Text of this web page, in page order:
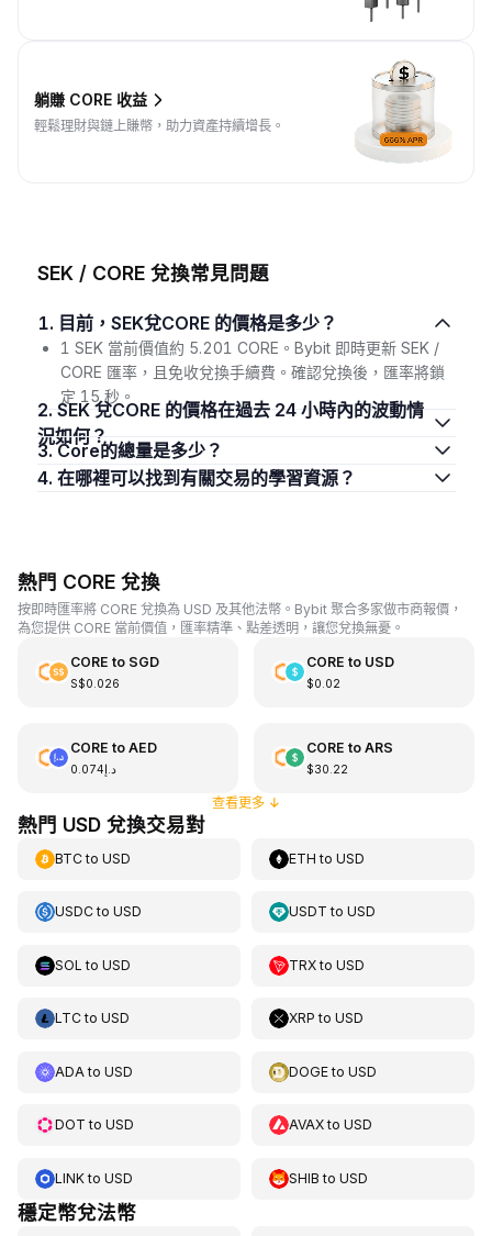
躺賺 CORE 收益
輕鬆理財與鏈上賺幣，助力資產持續增長。
SEK / CORE 兌換常見問題
1. 目前，SEK兌CORE 的價格是多少？
1 SEK 當前價值約 5.201 CORE。Bybit 即時更新 SEK /
CORE 匯率，且免收兌換手續費。確認兌換後，匯率將鎖
定 15 秒。
2. SEK 兌CORE 的價格在過去 24 小時內的波動情
況如何？
3. Core的總量是多少？
4. 在哪裡可以找到有關交易的學習資源？
熱門 CORE 兌換
按即時匯率將 CORE 兌換為 USD 及其他法幣。Bybit 聚合多家做市商報價，
為您提供 CORE 當前價值，匯率精準、點差透明，讓您兌換無憂。
CORE to SGD
S$0.026
CORE to USD
$0.02
CORE to AED
د.إ0.074
CORE to ARS
$30.22
查看更多↓
熱門 USD 兌換交易對
BTCto USD ETH toUSD
USDCto USD USDT toUSD
SOL to USD TRXtoUSD
LTCto USD XRP toUSD
ADA to USD DOGEtoUSD
DOT to USD AVAXtoUSD
LINKto USD SHIB toUSD
穩定幣兌法幣